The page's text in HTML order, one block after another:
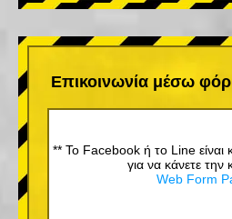
Επικοινωνία μέσω
** Το Facebook ή το Line είναι
για να κάνετε την
Web Form